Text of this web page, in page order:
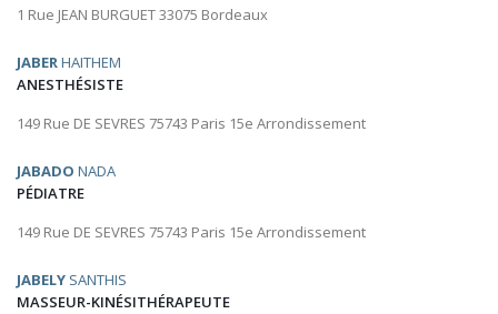
1 Rue JEAN BURGUET 33075 Bordeaux
JABERHAITHEM
ANESTHÉSISTE
149 Rue DE SEVRES 75743 Paris 15e Arrondissement
JABADO NADA
PÉDIATRE
149 Rue DE SEVRES 75743 Paris 15e Arrondissement
JABELY SANTHIS
MASSEUR-KINÉSITHÉRAPEUTE